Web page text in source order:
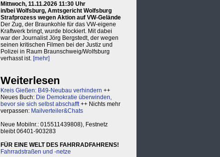
Mittwoch, 11.11.2026 11:30 Uhr
in/bei Wolfsburg, Amtsgericht Wolfsburg
Strafprozess wegen Aktion auf VW-Gelände
Der Zug, der Braunkohle für das VW-eigene
Kraftwerk bringt, wurde blockiert. Mit dabei
war der Journalist Jörg Bergstedt, der wegen
seinen kritischen Filmen bei der Justiz und
Polizei in Raum Braunschweig/Wolfsburg
verhasst ist. [mehr]
Weiterlesen
Kreis Gießen: B49-Neubau verhindern ++
Neues Buch: Die Demokratie überwinden,
bevor sie sich selbst abschafft++ Nichts mehr
verpassen: Mailverteiler&Chats
Neue Mobilnr.: 015511439808), Festnetz
bleibt 06401-903283
FÜR EINE WELT DES FAHRRADFAHRENS!
Fahrradstraßen und -netze